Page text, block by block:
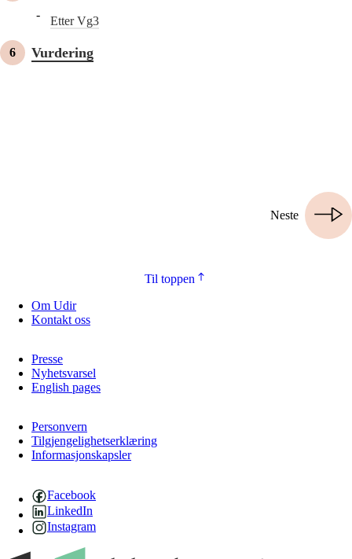
Etter Vg3
Vurdering
Neste
Til toppen
Om Udir
Kontakt oss
Presse
Nyhetsvarsel
English pages
Personvern
Tilgjengelighetserklæring
Informasjonskapsler
Facebook
LinkedIn
Instagram